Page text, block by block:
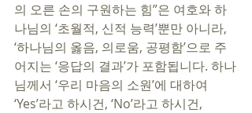
의 오른 손의 구원하는 힘”은 여호와 하
나님의 ‘초월적, 신적 능력’뿐만 아니라,
‘하나님의 옳음, 의로움, 공평함’으로 주
어지는 ‘응답의 결과’가 포함됩니다. 하나
님께서 ‘우리 마음의 소원’에 대하여
‘Yes’라고 하시건, ‘No’라고 하시건,